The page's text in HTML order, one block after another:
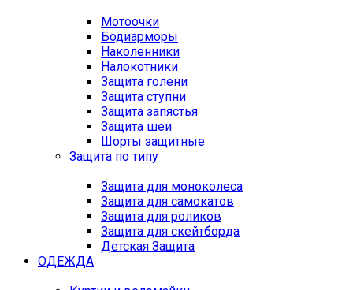
Мотоочки
Бодиарморы
Наколенники
Налокотники
Защита голени
Защита ступни
Защита запястья
Защита шеи
Шорты защитные
Защита по типу
Защита для моноколеса
Защита для самокатов
Защита для роликов
Защита для скейтборда
Детская Защита
ОДЕЖДА